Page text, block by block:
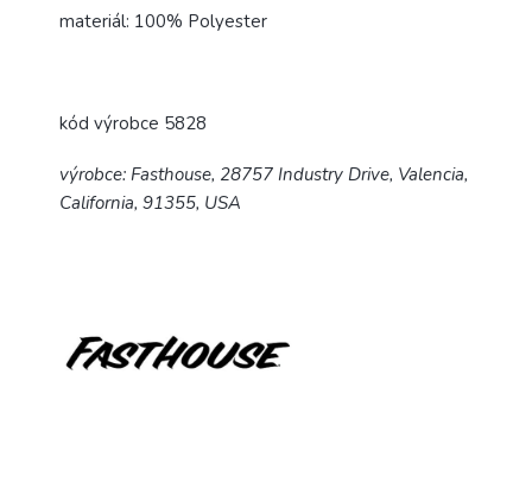
materiál: 100% Polyester
kód výrobce 5828
výrobce: Fasthouse, 28757 Industry Drive, Valencia,
California, 91355, USA